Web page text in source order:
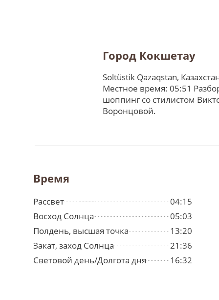
Город Кокшетау
Soltüstik Qazaqstan,
Местное время: 05:51
шоппинг со стилистом
Воронцовой.
Время
Рассвет
04:15
Восход Солнца
05:03
Полдень, высшая точка
13:20
Закат, заход Солнца
21:36
Световой день/Долгота дня
16:32